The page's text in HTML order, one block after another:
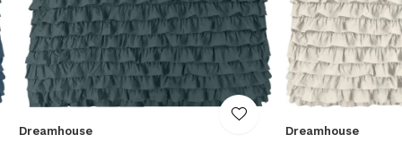
Dreamhouse Dreamhouse